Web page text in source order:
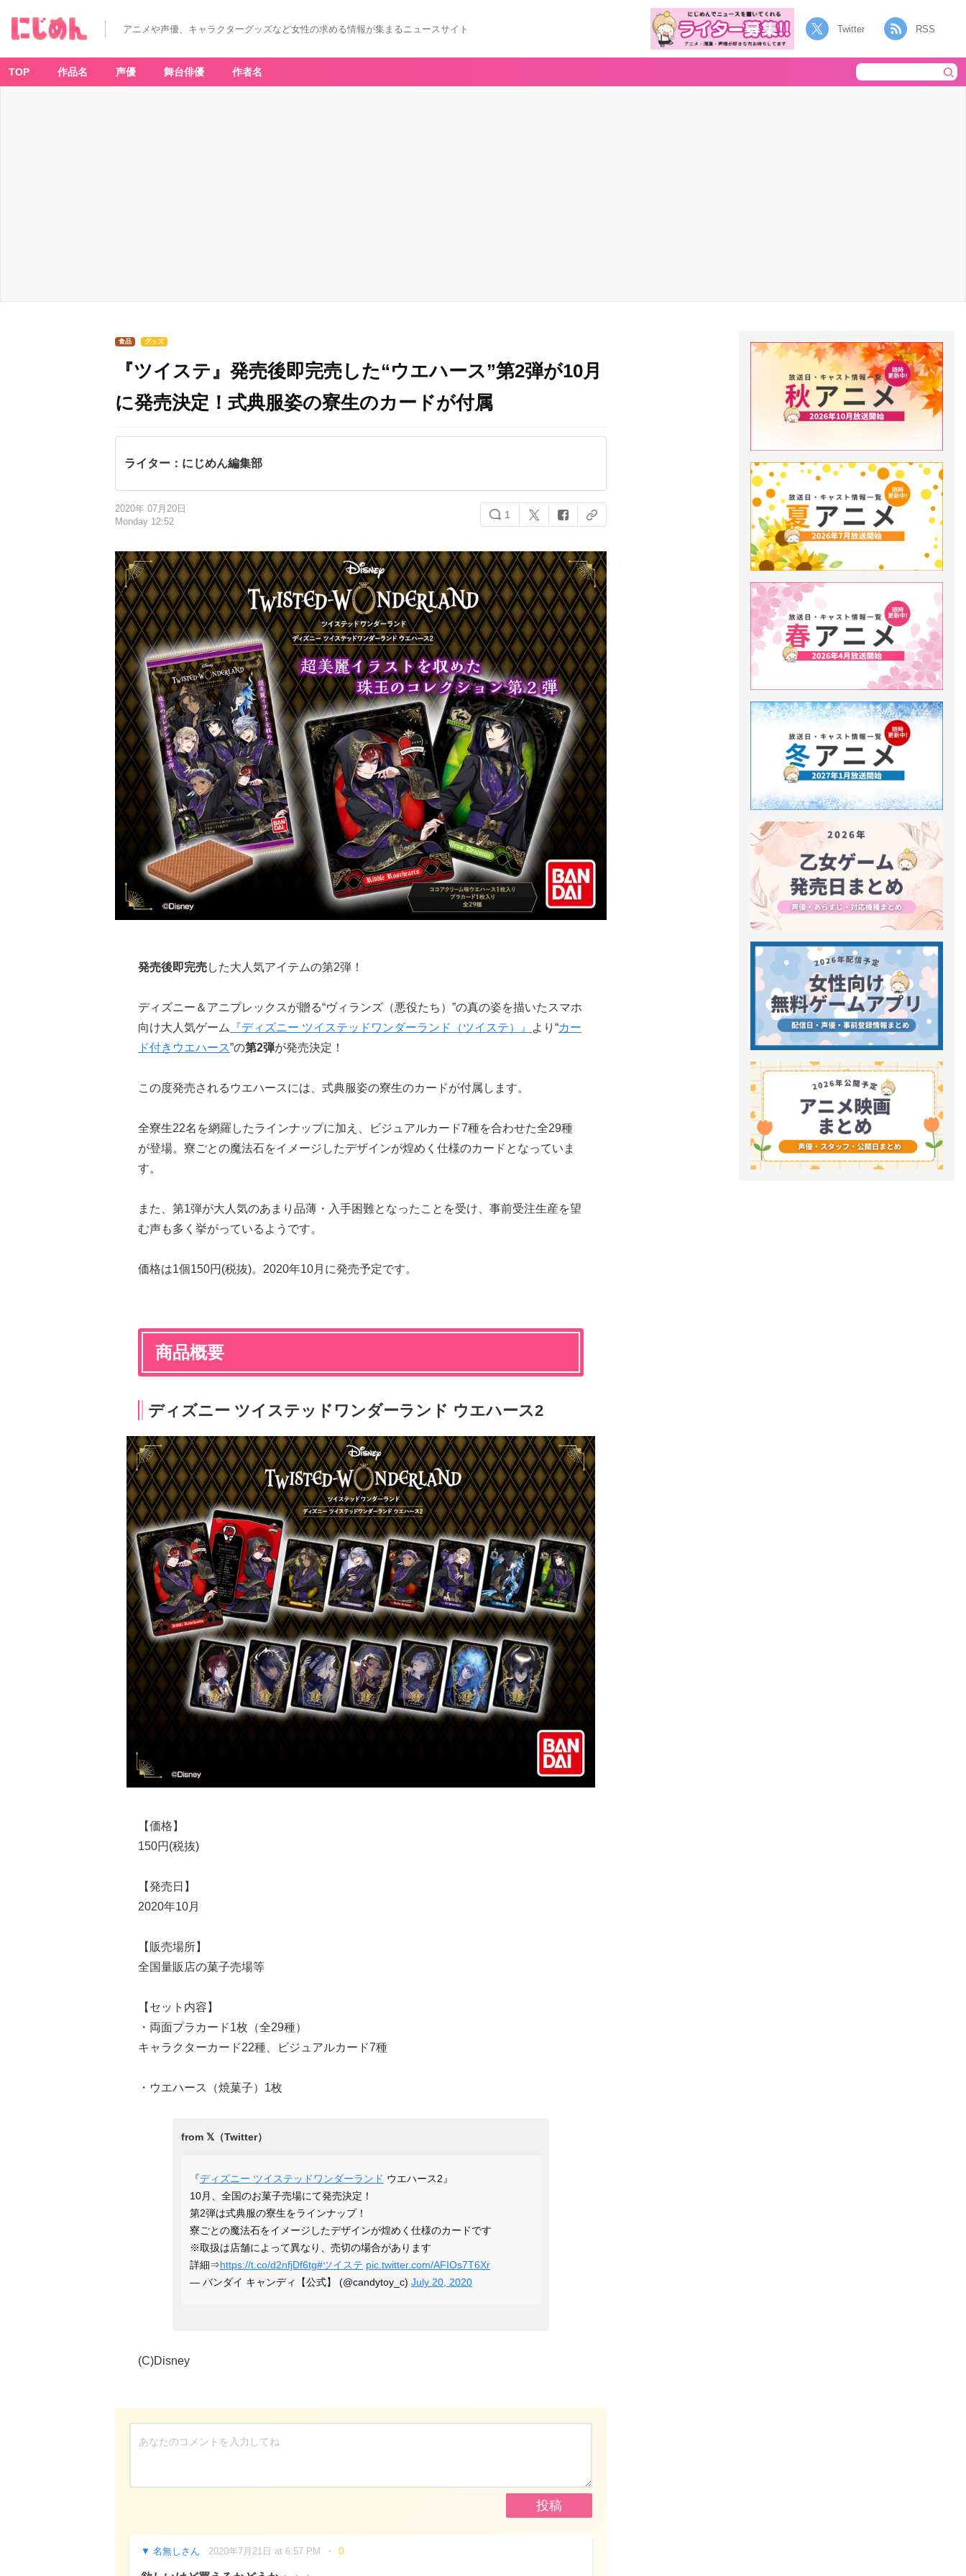
アニメや声優、キャラクターグッズなど女性の求める情報が集まるニュースサイト Twitter RSS
TOP 作品名 声優 舞台俳優 作者名
食品 グッズ
『ツイステ』発売後即完売した“ウエハース”第2弾が10月
に発売決定！式典服姿の寮生のカードが付属
ライター：にじめん編集部
2020年 07月20日
Monday 12:52
1
発売後即完売した大人気アイテムの第2弾！
ディズニー＆アニプレックスが贈る“ヴィランズ（悪役たち）”の真の姿を描いたスマホ
向け大人気ゲーム
『ディズニー ツイステッドワンダーランド（ツイステ）』 より“カー
ド付きウエハース”の第2弾が発売決定！
この度発売されるウエハースには、式典服姿の寮生のカードが付属します。
全寮生22名を網羅したラインナップに加え、ビジュアルカード7種を合わせた全29種
が登場。寮ごとの魔法石をイメージしたデザインが煌めく仕様のカードとなっていま
す。
また、第1弾が大人気のあまり品薄・入手困難となったことを受け、事前受注生産を望
む声も多く挙がっているようです。
価格は1個150円(税抜)。2020年10月に発売予定です。
商品概要
ディズニー ツイステッドワンダーランド ウエハース2
【価格】
150円(税抜)
【発売日】
2020年10月
【販売場所】
全国量販店の菓子売場等
【セット内容】
・両面プラカード1枚（全29種）
キャラクターカード22種、ビジュアルカード7種
・ウエハース（焼菓子）1枚
『ディズニー ツイステッドワンダーランド ウエハース2』
10月、全国のお菓子売場にて発売決定！
第2弾は式典服の寮生をラインナップ！
寮ごとの魔法石をイメージしたデザインが煌めく仕様のカードです
※取扱は店舗によって異なり、売切の場合があります
詳細⇒https://t.co/d2nfjDf6tg#ツイステ pic.twitter.com/AFIOs7T6Xr
— バンダイ キャンディ【公式】 (@candytoy_c) July 20, 2020
(C)Disney
名無しさん 2020年7月21日 at 6:57 PM 0